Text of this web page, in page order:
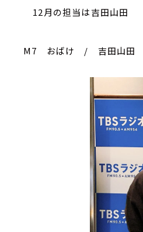
12月の担当は吉田山田
M7 おばけ / 吉田山田